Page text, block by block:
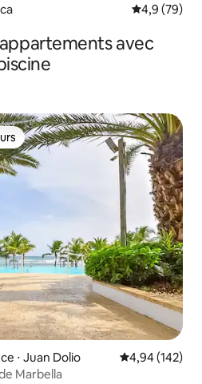
Évaluation
4,9 (79)
avec
les plus appréciés
⋅ Juan Dolio Évaluation
4,94 (142)
Marbella